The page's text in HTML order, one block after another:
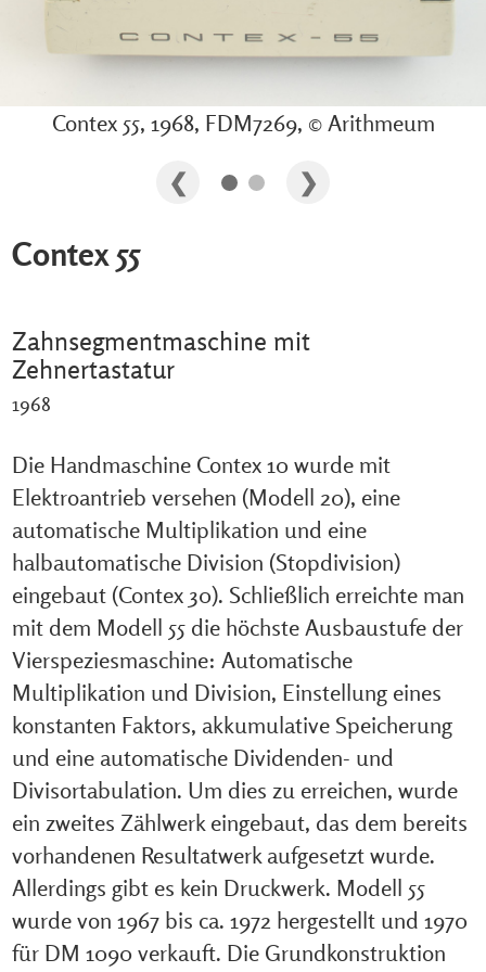
Contex 55, 1968, FDM7269, © Arithmeum
Contex 55
Zahnsegmentmaschine mit
Zehnertastatur
1968
Die Handmaschine Contex 10 wurde mit
Elektroantrieb versehen (Modell 20), eine
automatische Multiplikation und eine
halbautomatische Division (Stopdivision)
eingebaut (Contex 30). Schließlich erreichte man
mit dem Modell 55 die höchste Ausbaustufe der
Vierspeziesmaschine: Automatische
Multiplikation und Division, Einstellung eines
konstanten Faktors, akkumulative Speicherung
und eine automatische Dividenden- und
Divisortabulation. Um dies zu erreichen, wurde
ein zweites Zählwerk eingebaut, das dem bereits
vorhandenen Resultatwerk aufgesetzt wurde.
Allerdings gibt es kein Druckwerk. Modell 55
wurde von 1967 bis ca. 1972 hergestellt und 1970
für DM 1090 verkauft. Die Grundkonstruktion